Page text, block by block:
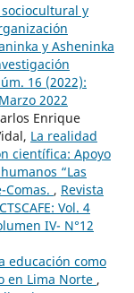
y
y Asheninka
16 (2022):
2022
Enrique
La realidad
científica: Apoyo
“Las
Comas. , Revista
Vol. 4
IV- N°12
educación como
en Lima Norte ,